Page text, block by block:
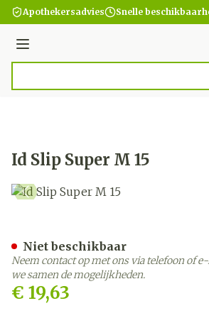
Ga naar de inhoud
Apothekersadvies Snelle
Menu
Id Slip Super M 15
€ 19,63
Niet beschikbaar
Neem contact op met ons via telefoon of
we samen de mogelijkheden.